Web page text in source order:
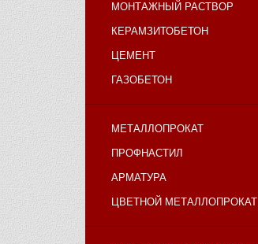
МОНТАЖНЫЙ РАСТВОР
КЕРАМЗИТОБЕТОН
ЦЕМЕНТ
ГАЗОБЕТОН
МЕТАЛЛОПРОКАТ
ПРОФНАСТИЛ
АРМАТУРА
ЦВЕТНОЙ МЕТАЛЛОПРОКАТ